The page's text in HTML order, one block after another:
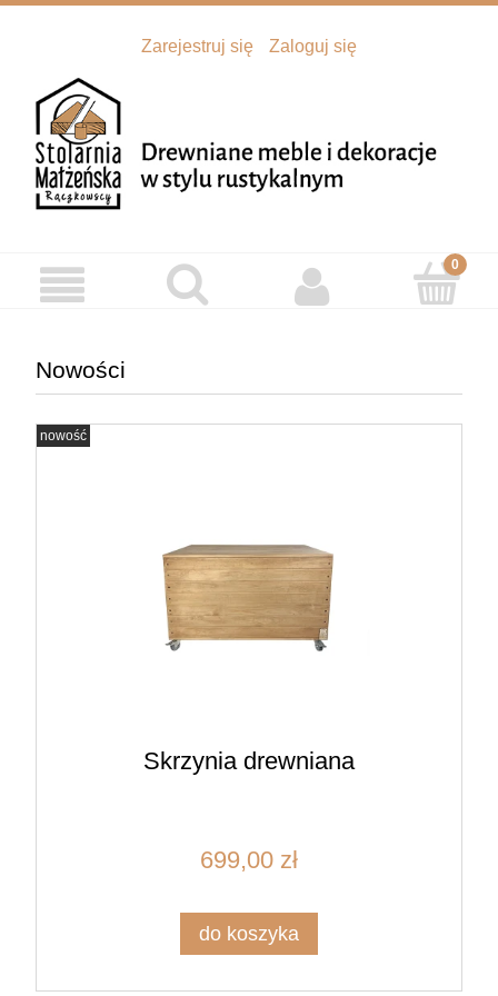
Zarejestruj się Zaloguj się
Nowości
Skrzynia drewniana
699,00 zł
do koszyka
nowość